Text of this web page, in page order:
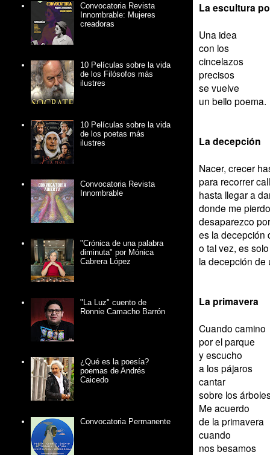
La escultura
Una idea
con los
cincelazos
precisos
se vuelve
un bello poema.
La decepción
Nacer, crecer
para recorrer
hasta llegar a
donde me
desaparezco
es la decepción
o tal vez, es solo
la decepción de
La primavera
Cuando camino
por el parque
y escucho
a los pájaros
cantar
sobre los
Me acuerdo
de la primavera
cuando
nos besamos
Convocatoria Revista
Innombrable: Mujeres
creadoras
10 Películas sobre la vida
de los Filósofos más
ilustres
10 Películas sobre la vida
de los poetas más
ilustres
Convocatoria Revista
Innombrable
"Crónica de una palabra
diminuta" por Mónica
Cabrera López
"La Luz" cuento de
Ronnie Camacho Barrón
¿Qué es la poesía?
poemas de Andrés
Caicedo
Convocatoria Permanente